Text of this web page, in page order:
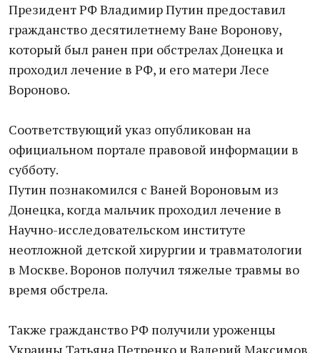
Президент РФ Владимир Путин предоставил
гражданство десятилетнему Ване Воронову,
который был ранен при обстрелах Донецка и
проходил лечение в РФ, и его матери Лесе
Вороново.
Соответствующий указ опубликован на
официальном портале правовой информации в
субботу.
Путин познакомился с Ваней Вороновым из
Донецка, когда мальчик проходил лечение в
Научно-исследовательском институте
неотложной детской хирургии и травматологии
в Москве. Воронов получил тяжелые травмы во
время обстрела.
Также гражданство РФ получили уроженцы
Украины Татьяна Петренко и Валерий Максимов.